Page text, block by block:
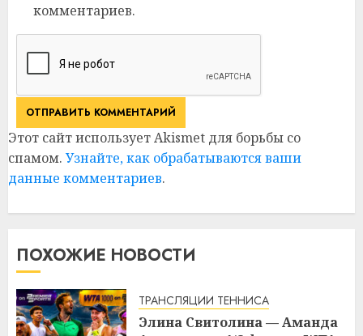
комментариев.
Этот сайт использует Akismet для борьбы со
спамом. Узнайте, как обрабатываются ваши
данные комментариев.
ПОХОЖИЕ НОВОСТИ
ТРАНСЛЯЦИИ ТЕННИСА
Элина Свитолина — Аманда